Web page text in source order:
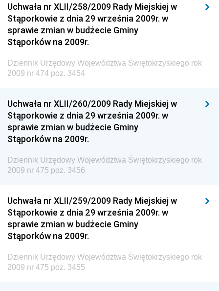
Dziennik Urzędowy Komendy Głównej Policji
Dziennik Urzędowy Ministra Pracy i Polityki
Społecznej
Dziennik Urzędowy Ministra Transportu, Budownictwa
i Gospodarki Morskiej
Dziennik Urzędowy Ministra Spraw Zagranicznych
Dziennik Urzędowy Centralnego Biura
Antykorupcyjnego
Wewnętrznego
Dziennik Urzędowy Urzędu Patentowego
Dziennik Urzędowy Generalnej Dyrekcji Dróg
Krajowych i Autostrad
Dziennik Urzędowy Ministra Środowiska
Dziennik Urzędowy Ministra Edukacji
Uchwała nr XLII/258/2009 Rady Miejskiej w
Stąporkowie z dnia 29 września 2009r. w
sprawie zmian w budżecie Gminy
Stąporków na 2009r.
Dziennik Urzędowy Województwa Świętokrzyskiego rok
2009 nr 474 poz. 3454
Uchwała nr XLII/260/2009 Rady Miejskiej w
Stąporkowie z dnia 29 września 2009r. w
sprawie zmian w budżecie Gminy
Stąporków na 2009r.
Dziennik Urzędowy Województwa Świętokrzyskiego rok
2009 nr 475 poz. 3456
Uchwała nr XLII/259/2009 Rady Miejskiej w
Stąporkowie z dnia 29 września 2009r. w
sprawie zmian w budżecie Gminy
Stąporków na 2009r.
Dziennik Urzędowy Województwa Świętokrzyskiego rok
2009 nr 475 poz. 3455